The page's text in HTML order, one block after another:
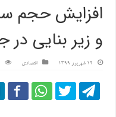
افزایش حجم
و زیر بنایی
12 شهریور 1399 اقتصادی